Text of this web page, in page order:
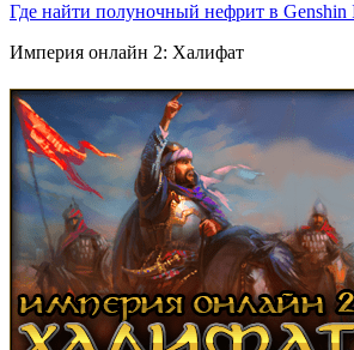
Где найти полуночный нефрит в Genshin
Империя онлайн 2: Халифат